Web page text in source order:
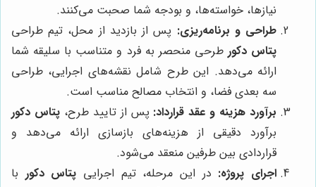
نیازها، خواسته‌ها، و بودجه شما صحبت می‌کنند.
طراحی و برنامه‌ریزی: پس از بازدید از محل، تیم طراحی
پتاس دکور طرحی منحصر به فرد و متناسب با سلیقه شما
ارائه می‌دهد. این طرح شامل نقشه‌های اجرایی، طراحی
سه بعدی فضا، و انتخاب مصالح مناسب است.
برآورد هزینه و عقد قرارداد: پس از تایید طرح،پتاس دکور
برآورد دقیقی از هزینه‌های بازسازی ارائه می‌دهد و
قراردادی بین طرفین منعقد می‌شود.
اجرای پروژه: در این مرحله، تیم اجرایی پتاس دکور با